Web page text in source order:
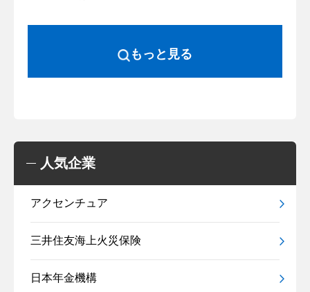
もっと見る
人気企業
アクセンチュア
三井住友海上火災保険
日本年金機構